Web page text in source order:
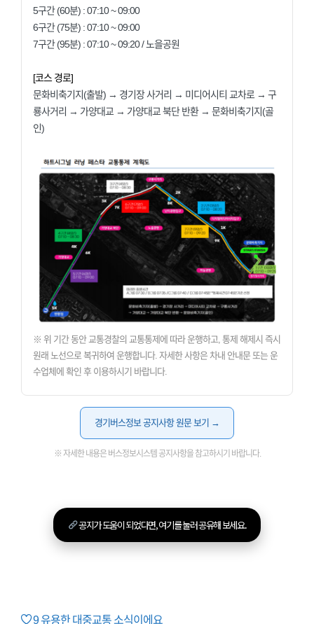
5구간 (60분) : 07:10 ~ 09:00
6구간 (75분) : 07:10 ~ 09:00
7구간 (95분) : 07:10 ~ 09:20 / 노을공원
[코스 경로]
문화비축기지(출발) → 경기장 사거리 → 미디어시티 교차로 → 구
룡사거리 → 가양대교 → 가양대교 북단 반환 → 문화비축기지(골
인)
※ 위 기간 동안 교통경찰의 교통통제에 따라 운행하고, 통제 해제시 즉시
원래 노선으로 복귀하여 운행합니다. 자세한 사항은 차내 안내문 또는 운
수업체에 확인 후 이용하시기 바랍니다.
경기버스정보 공지사항 원문 보기 →
※ 자세한 내용은 버스정보시스템 공지사항을 참고하시기 바랍니다.
공지가 도움이 되었다면, 여기를 눌러 공유해 보세요.
9유용한 대중교통 소식이에요